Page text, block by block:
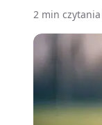
2 min czytania